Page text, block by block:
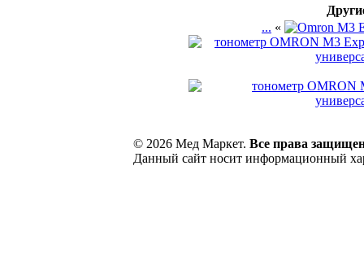
... «
© 2026 Мед Маркет. Все права
Данный сайт носит информационный